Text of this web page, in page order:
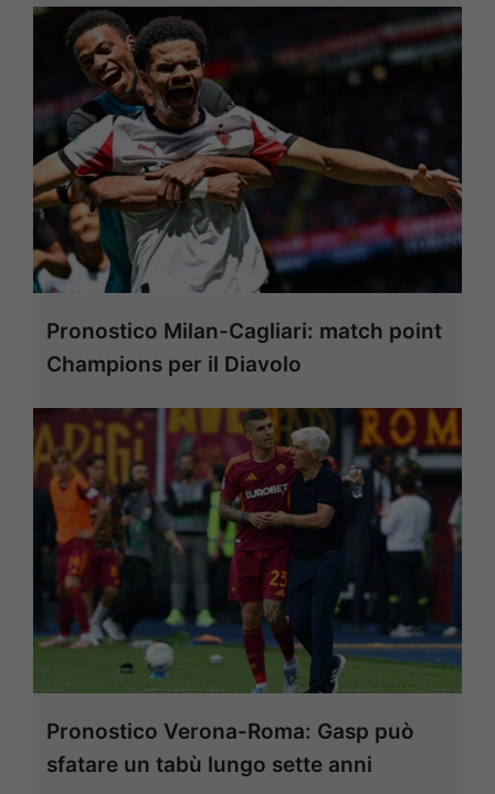
Pronostico Milan-Cagliari: match point
Champions per il Diavolo
Pronostico Verona-Roma: Gasp può
sfatare un tabù lungo sette anni